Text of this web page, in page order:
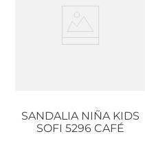
SANDALIA NIÑA KIDS
SOFI 5296 CAFÉ